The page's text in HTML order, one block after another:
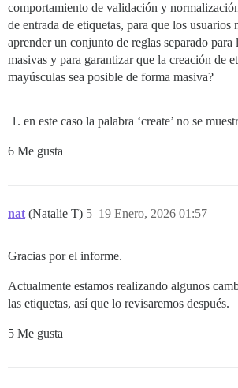
comportamiento de validación y
de entrada de etiquetas, para que los usuarios
aprender un conjunto de reglas separado para
masivas y para garantizar que la creación de
mayúsculas sea posible de forma masiva?
en este caso la palabra ‘create’ no se
6 Me gusta
nat (Natalie T) 19 Enero, 2026 01:57
5
Gracias por el informe.
Actualmente estamos realizando algunos
las etiquetas, así que lo revisaremos después.
5 Me gusta